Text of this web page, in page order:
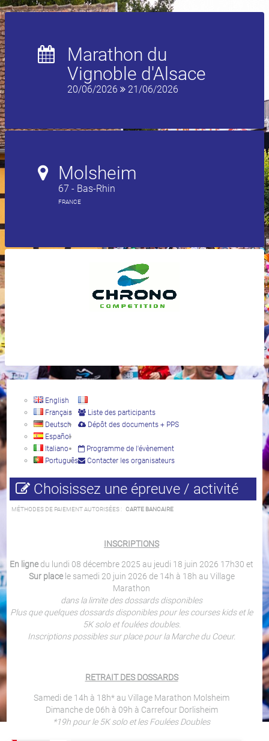
Marathon du
Vignoble d'Alsace
20/06/2026 21/06/2026
Molsheim
67 - Bas-Rhin
FRANCE
English
Français
Deutsch
Español
Italiano
Português
Liste des participants
Dépôt des documents + PPS
Programme de l'évènement
Contacter les organisateurs
Choisissez une épreuve / activité
MÉTHODES DE PAIEMENT AUTORISÉES : CARTE BANCAIRE
INSCRIPTIONS
En lignedu lundi 08 décembre 2025 au jeudi 18 juin 2026 17h30 et
Sur placele samedi 20 juin 2026 de 14h à 18h au Village
Marathon
dans la limite des dossards disponibles
Plus que quelques dossards disponibles pour les courses kids et le
5K solo et foulées doubles.
Inscriptions possibles sur place pour la Marche du Coeur.
RETRAIT DES DOSSARDS
Samedi de 14h à 18h* au Village Marathon Molsheim
Dimanche de 06h à 09h à Carrefour Dorlisheim
*19h pour le 5K solo et les Foulées Doubles